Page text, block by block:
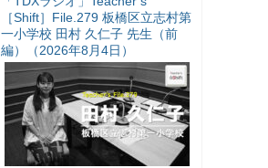
［Shift］File.279 板橋区立志村第
一小学校 田村 久仁子 先生（前
編）（2026年8月4日）